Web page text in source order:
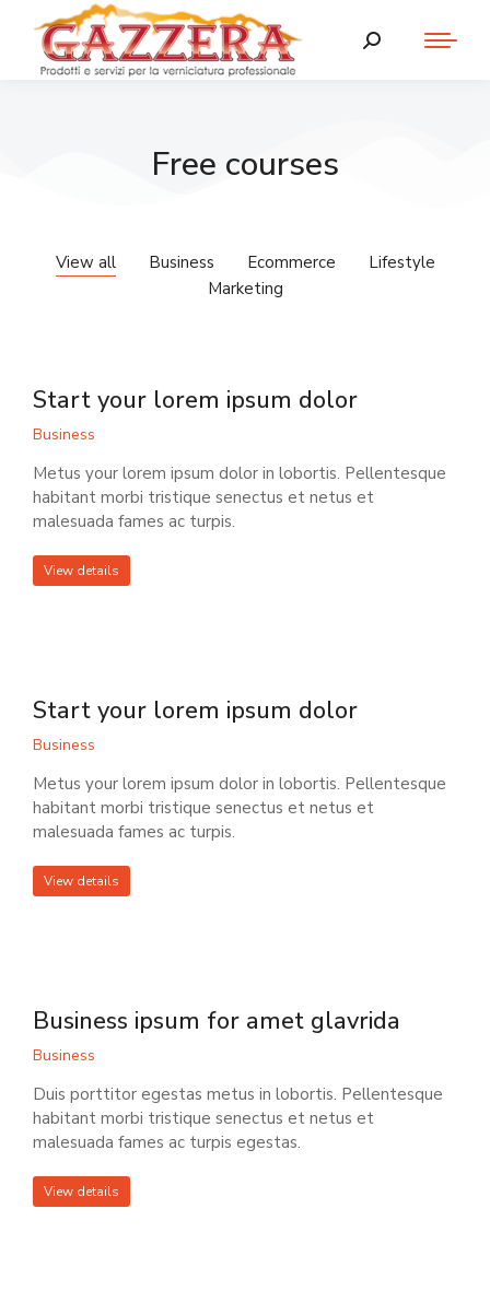
Free courses
View all Business Ecommerce
Lifestyle
Marketing
Start your lorem ipsum dolor
Business
Metus your lorem ipsum dolor in lobortis. Pellentesque
habitant morbi tristique senectus et netus et
malesuada fames ac turpis.
View details
Start your lorem ipsum dolor
Business
Metus your lorem ipsum dolor in lobortis. Pellentesque
habitant morbi tristique senectus et netus et
malesuada fames ac turpis.
View details
Business ipsum for amet glavrida
Business
Duis porttitor egestas metus in lobortis. Pellentesque
habitant morbi tristique senectus et netus et
malesuada fames ac turpis egestas.
View details